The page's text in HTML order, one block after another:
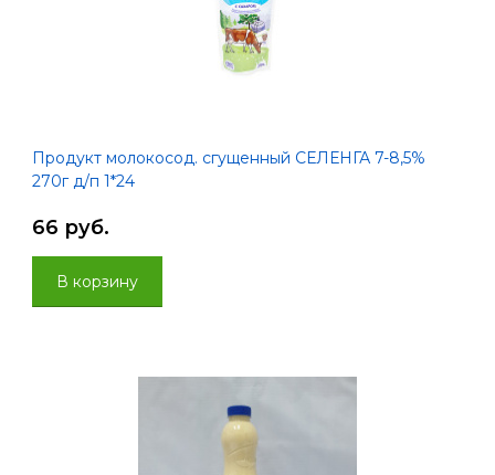
Продукт молокосод. сгущенный СЕЛЕНГА 7-8,5%
270г д/п 1*24
66 руб.
В корзину